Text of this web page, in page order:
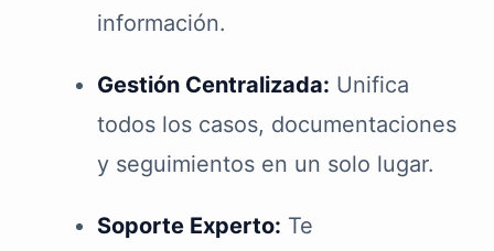
información.
Gestión Centralizada: Unifica
todos los casos, documentaciones
y seguimientos en un solo lugar.
Soporte Experto: Te